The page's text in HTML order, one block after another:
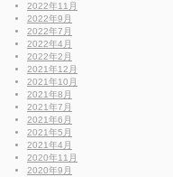
2022年11月
2022年9月
2022年7月
2022年4月
2022年2月
2021年12月
2021年10月
2021年8月
2021年7月
2021年6月
2021年5月
2021年4月
2020年11月
2020年9月